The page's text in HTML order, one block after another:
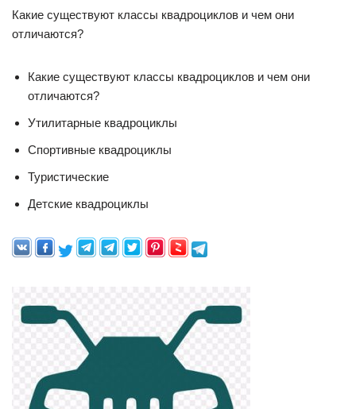
Какие существуют классы квадроциклов и чем они
отличаются?
Какие существуют классы квадроциклов и чем они
отличаются?
Утилитарные квадроциклы
Спортивные квадроциклы
Туристические
Детские квадроциклы